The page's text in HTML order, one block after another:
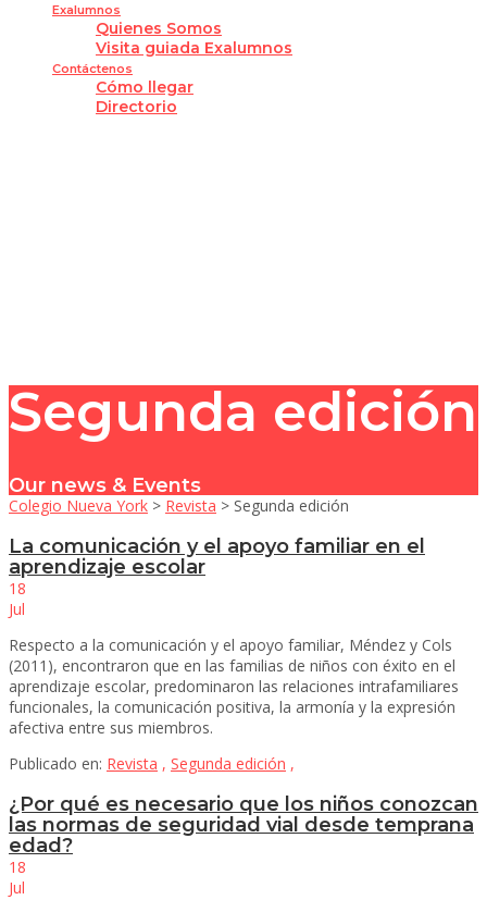
Exalumnos
Quienes Somos
Visita guiada Exalumnos
Contáctenos
Cómo llegar
Directorio
Segunda edición
Our news & Events
Colegio Nueva York > Revista > Segunda edición
La comunicación y el apoyo familiar en el
aprendizaje escolar
18
Jul
Respecto a la comunicación y el apoyo familiar, Méndez y Cols
(2011), encontraron que en las familias de niños con éxito en el
aprendizaje escolar, predominaron las relaciones intrafamiliares
funcionales, la comunicación positiva, la armonía y la expresión
afectiva entre sus miembros.
Publicado en: Revista , Segunda edición ,
¿Por qué es necesario que los niños conozcan
las normas de seguridad vial desde temprana
edad?
18
Jul